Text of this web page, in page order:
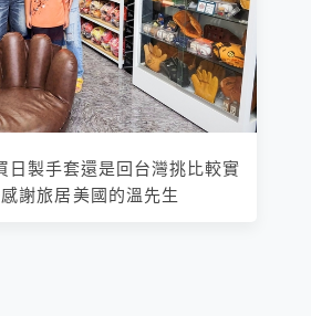
日製手套還是回台灣挑比較實
謝旅居美國的溫先生